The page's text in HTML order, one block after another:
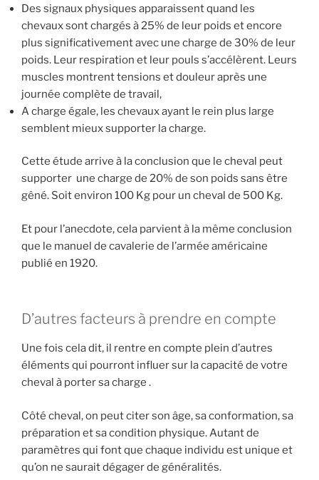
Des signaux physiques apparaissent quand les
chevaux sont chargés à 25% de leur poids et encore
plus significativement avec une charge de 30% de leur
poids. Leur respiration et leur pouls s’accélèrent. Leurs
muscles montrent tensions et douleur après une
journée complète de travail,
A charge égale, les chevaux ayant le rein plus large
semblent mieux supporter la charge.
Cette étude arrive à la conclusion que le cheval peut
supporter une charge de 20% de son poids sans être
gêné. Soit environ 100 Kg pour un cheval de 500 Kg.
Et pour l’anecdote, cela parvient à la même conclusion
que le manuel de cavalerie de l’armée américaine
publié en 1920.
D’autres facteurs à prendre en compte
Une fois cela dit, il rentre en compte plein d’autres
éléments qui pourront influer sur la capacité de votre
cheval à porter sa charge .
Côté cheval, on peut citer son âge, sa conformation, sa
préparation et sa condition physique. Autant de
paramètres qui font que chaque individu est unique et
qu’on ne saurait dégager de généralités.